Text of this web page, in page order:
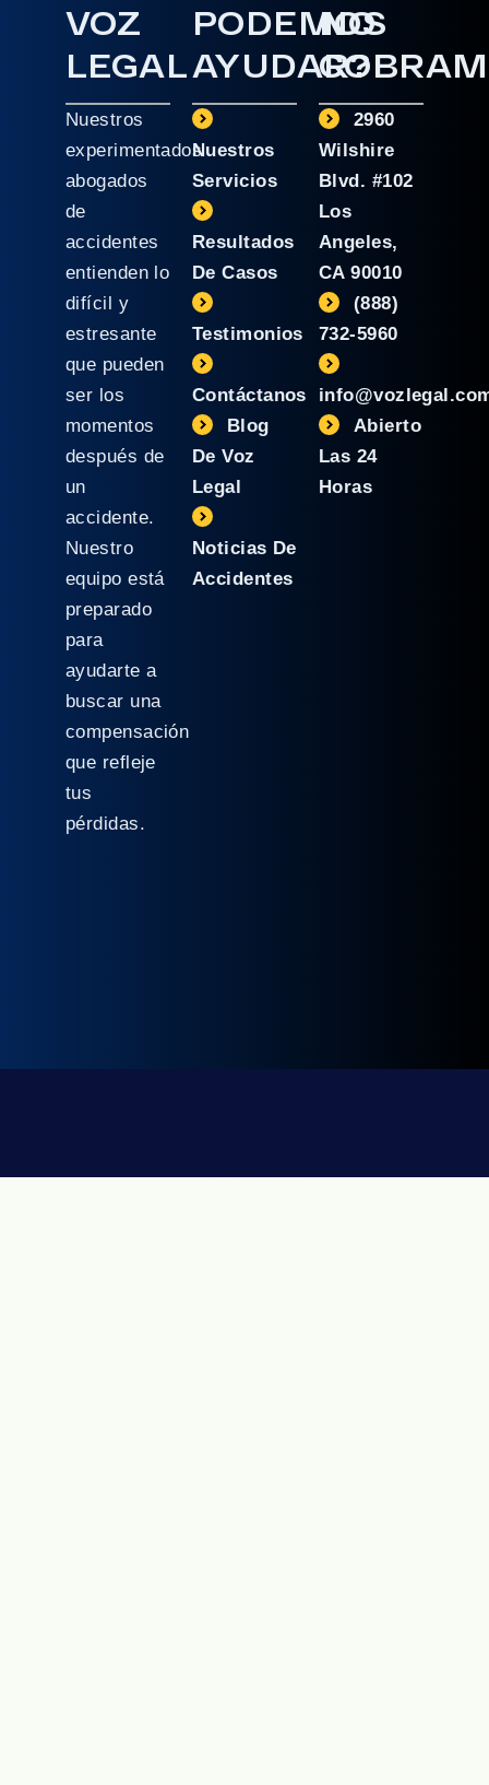
VOZ
LEGAL
Nuestros
experimentados
abogados
de
accidentes
entienden lo
difícil y
estresante
que pueden
ser los
momentos
después de
un
accidente.
Nuestro
equipo está
preparado
para
ayudarte a
buscar una
compensación
que refleje
tus
pérdidas.
PODEMOS
AYUDAR?
Nuestros
Servicios
Resultados
De Casos
Testimonios
Contáctanos
Blog
De Voz
Legal
Noticias De
Accidentes
NO
2960
Wilshire
Blvd. #102
Los
Angeles,
CA 90010
(888)
732-5960
Abierto
Las 24
Horas